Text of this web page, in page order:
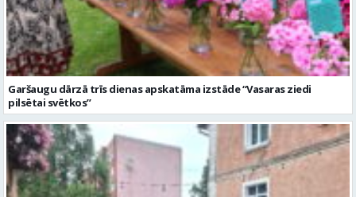
Garšaugu dārzā trīs dienas apskatāma izstāde “Vasaras ziedi
pilsētai svētkos”